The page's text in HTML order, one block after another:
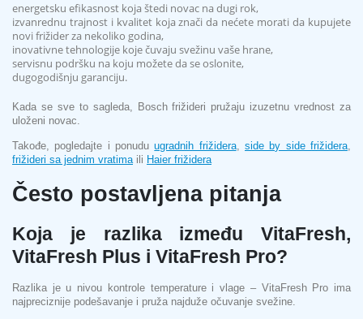
energetsku efikasnost koja štedi novac na dugi rok,
izvanrednu trajnost i kvalitet koja znači da nećete morati da kupujete
novi frižider za nekoliko godina,
inovativne tehnologije koje čuvaju svežinu vaše hrane,
servisnu podršku na koju možete da se oslonite,
dugogodišnju garanciju.
Kada se sve to sagleda, Bosch frižideri pružaju izuzetnu vrednost za
uloženi novac.
Takođe, pogledajte i ponuduugradnih frižidera,side by side frižidera
frižideri sa jednim vratima ili Haier frižidera
Često postavljena pitanja
Koja je razlika između VitaFresh,
VitaFresh Plus i VitaFresh Pro?
Razlika je u nivou kontrole temperature i vlage – VitaFresh Pro ima
najpreciznije podešavanje i pruža najduže očuvanje svežine.